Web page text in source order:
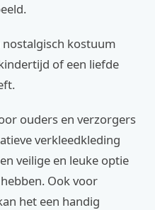
nostalgisch kostuum
of een liefde
ouders en verzorgers
verkleedkleding
veilige en leuke optie
Ook voor
het een handig